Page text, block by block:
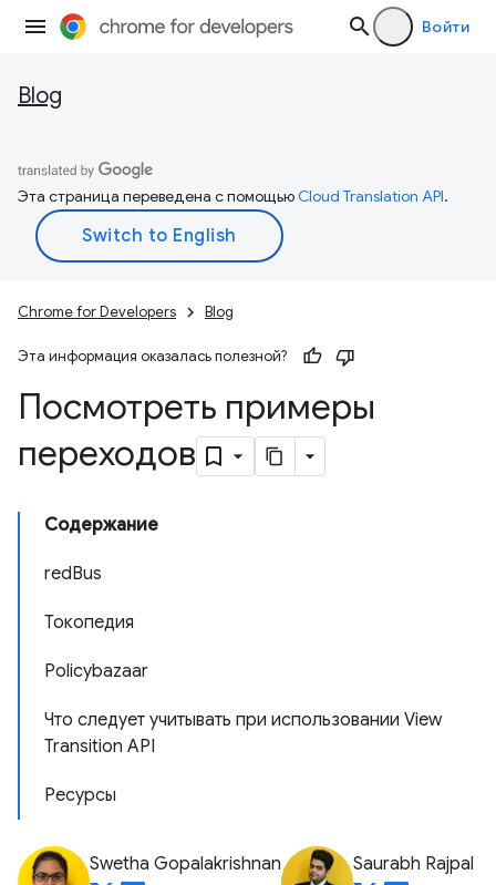
Войти
Blog
Эта страница переведена с помощьюCloud Translation API.
Chrome for Developers Blog
Эта информация оказалась полезной?
Посмотреть примеры
переходов
Содержание
redBus
Токопедия
Policybazaar
Что следует учитывать при использовании View
Transition API
Ресурсы
Swetha Gopalakrishnan Saurabh Rajpal